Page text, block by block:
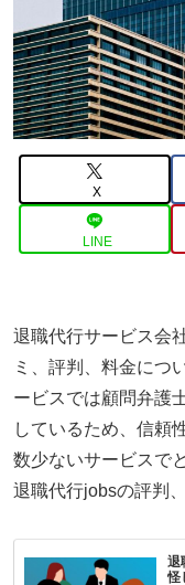
X
LINE
退職代行サービス会
ミ、評判、料金につ
ービスでは顧問弁護
しているため、信頼
数少ないサービスで
退職代行jobsの評判
退
怪